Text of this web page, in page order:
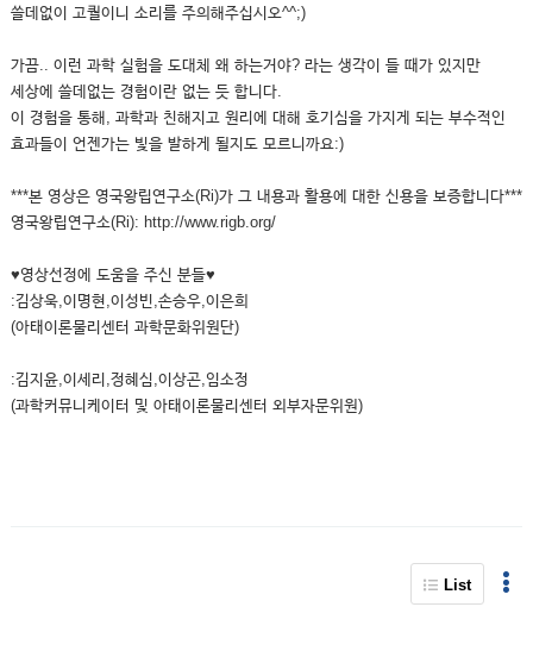
쓸데없이 고퀄이니 소리를 주의해주십시오^^;)
가끔.. 이런 과학 실험을 도대체 왜 하는거야? 라는 생각이 들 때가 있지만
세상에 쓸데없는 경험이란 없는 듯 합니다.
이 경험을 통해, 과학과 친해지고 원리에 대해 호기심을 가지게 되는 부수적인
효과들이 언젠가는 빛을 발하게 될지도 모르니까요:)
***본 영상은 영국왕립연구소(Ri)가 그 내용과 활용에 대한 신용을 보증합니다***
영국왕립연구소(Ri): http://www.rigb.org/
♥영상선정에 도움을 주신 분들♥
:김상욱,이명현,이성빈,손승우,이은희
(아태이론물리센터 과학문화위원단)
:김지윤,이세리,정혜심,이상곤,임소정
(과학커뮤니케이터 및 아태이론물리센터 외부자문위원)
List